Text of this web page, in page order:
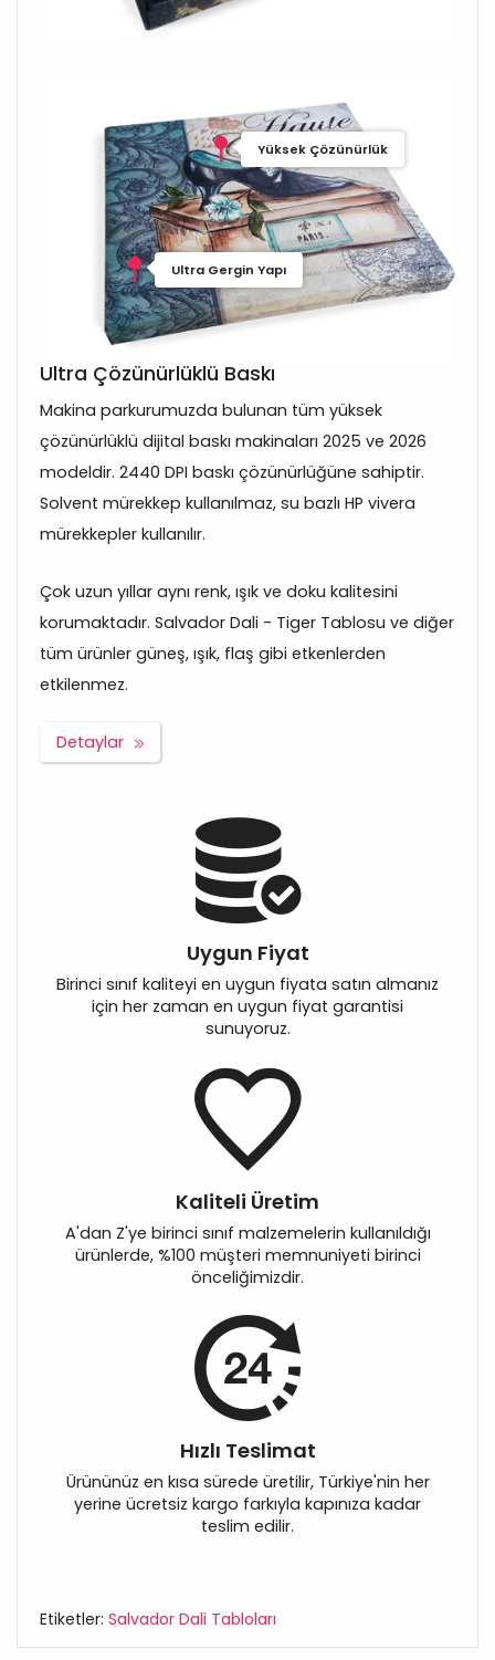
Yüksek Çözünürlük
Ultra Gergin Yapı
Ultra Çözünürlüklü Baskı
Makina parkurumuzda bulunan tüm yüksek
çözünürlüklü dijital baskı makinaları 2025 ve 2026
modeldir. 2440 DPI baskı çözünürlüğüne sahiptir.
Solvent mürekkep kullanılmaz, su bazlı HP vivera
mürekkepler kullanılır.
Çok uzun yıllar aynı renk, ışık ve doku kalitesini
korumaktadır. Salvador Dali - Tiger Tablosu ve diğer
tüm ürünler güneş, ışık, flaş gibi etkenlerden
etkilenmez.
Detaylar
Uygun Fiyat
Birinci sınıf kaliteyi en uygun fiyata satın almanız
için her zaman en uygun fiyat garantisi
sunuyoruz.
Kaliteli Üretim
A'dan Z'ye birinci sınıf malzemelerin kullanıldığı
ürünlerde, %100 müşteri memnuniyeti birinci
önceliğimizdir.
Hızlı Teslimat
Ürününüz en kısa sürede üretilir, Türkiye'nin her
yerine ücretsiz kargo farkıyla kapınıza kadar
teslim edilir.
Etiketler: Salvador Dali Tabloları